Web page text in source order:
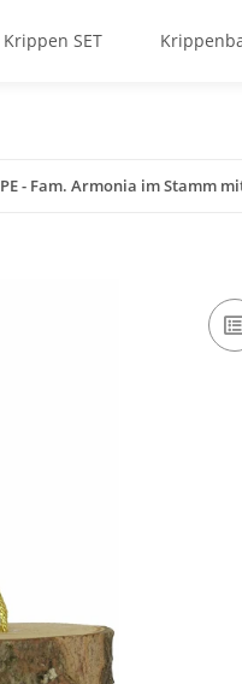
Krippen SET
PE - Fam. Armonia im Stamm